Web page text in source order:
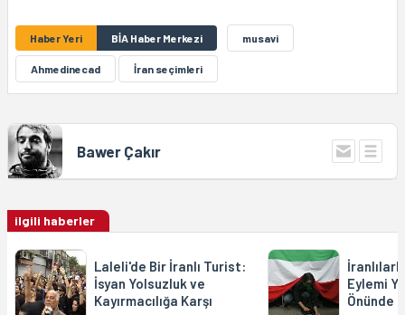
Haber Yeri BİA Haber Merkezi musavi
Ahmedinecad İran seçimleri
Bawer Çakır
ilgili haberler
Laleli'de Bir İranlı Turist:
İsyan Yolsuzluk ve
Kayırmacılığa Karşı
Eylemi
Önünde